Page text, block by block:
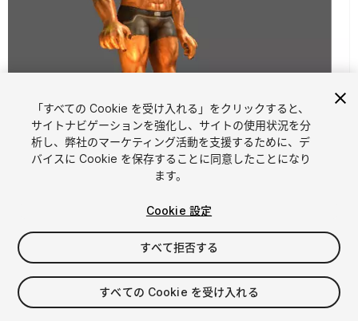
1/5
$4.99
「すべての Cookie を受け入れる」をクリックすると、
サイトナビゲーションを強化し、サイトの使用状況を分
析し、弊社のマーケティング活動を支援するために、デ
バイスに Cookie を保存することに同意したことになり
ます。
Cookie 設定
すべて拒否する
すべての Cookie を受け入れる